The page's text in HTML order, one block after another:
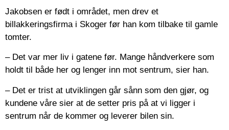
Jakobsen er født i området, men drev et
billakkeringsfirma i Skoger før han kom tilbake til gamle
tomter.
– Det var mer liv i gatene før. Mange håndverkere som
holdt til både her og lenger inn mot sentrum, sier han.
– Det er trist at utviklingen går sånn som den gjør, og
kundene våre sier at de setter pris på at vi ligger i
sentrum når de kommer og leverer bilen sin.